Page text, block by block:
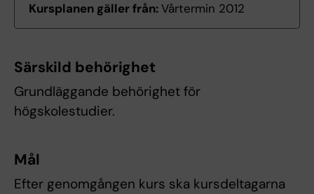
Kursplanen gäller från:Vårtermin 2012
Särskild behörighet
Grundläggande behörighet för
högskolestudier.
Mål
Efter genomgången kurs ska kursdeltagarna